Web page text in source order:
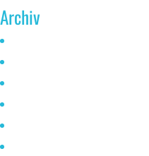
Archiv